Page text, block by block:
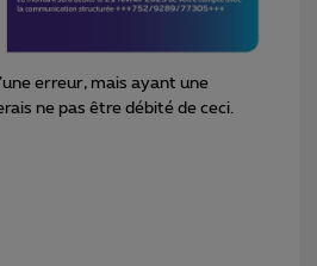
erreur, mais ayant une
ne pas être débité de ceci.